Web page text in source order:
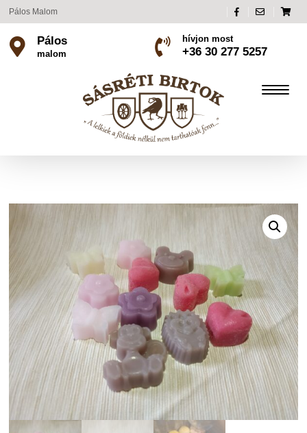
Pálos Malom
Pálos
malom
hívjon most
+36 30 277 5257